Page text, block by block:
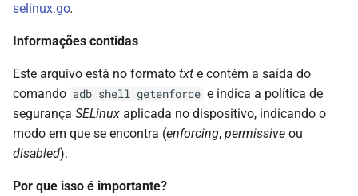
selinux.go.
Informações contidas
Este arquivo está no formato txt e contém a saída do
comando adb shell getenforce e indica a política de
segurança SELinux aplicada no dispositivo, indicando o
modo em que se encontra (enforcing, permissive ou
disabled).
Por que isso é importante?